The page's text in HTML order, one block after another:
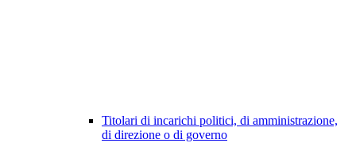
Titolari di incarichi politici, di amministrazione,
di direzione o di governo